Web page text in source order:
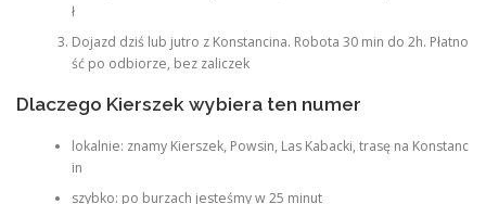
ł
Dojazd dziś lub jutro z Konstancina. Robota 30 min do 2h. Płatno
ść po odbiorze, bez zaliczek
Dlaczego Kierszek wybiera ten numer
lokalnie: znamy Kierszek, Powsin, Las Kabacki, trasę na Konstanc
in
szybko: po burzach jesteśmy w 25 minut